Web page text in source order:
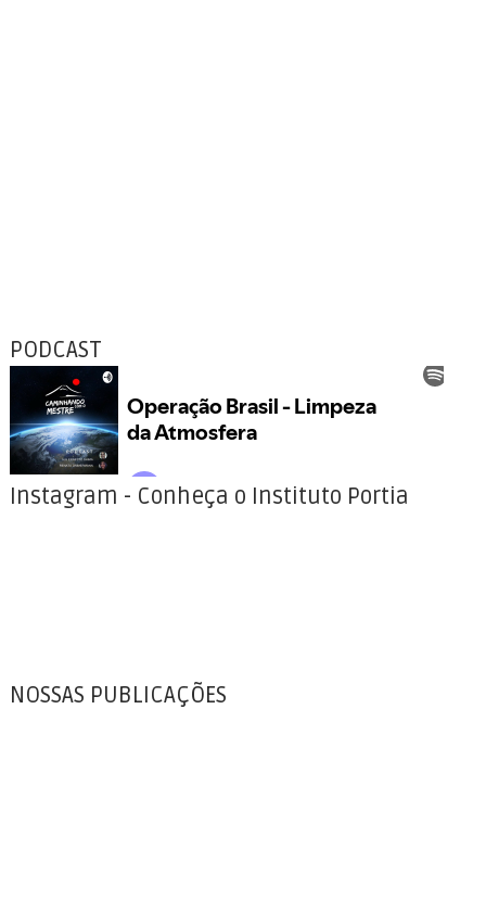
PODCAST
Instagram - Conheça o Instituto Portia
NOSSAS PUBLICAÇÕES